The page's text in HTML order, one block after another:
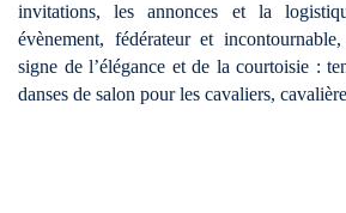
invitations, les annonces et la
évènement, fédérateur et
signe de l’élégance et de la courtoisie :
danses de salon pour les cavaliers,